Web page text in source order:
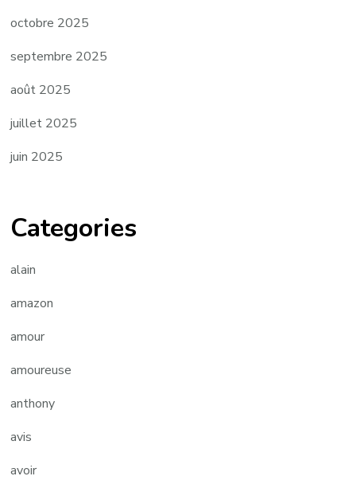
octobre 2025
septembre 2025
août 2025
juillet 2025
juin 2025
Categories
alain
amazon
amour
amoureuse
anthony
avis
avoir